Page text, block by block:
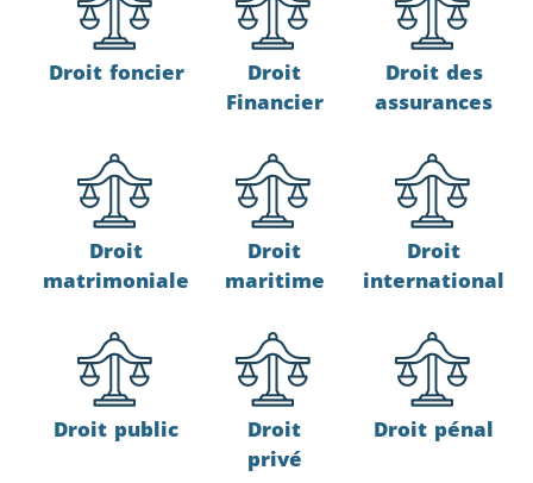
Droit des
assurances
Droit
Financier
Droit foncier
Droit
international
Droit
maritime
Droit
matrimoniale
Droit pénal
Droit
privé
Droit public